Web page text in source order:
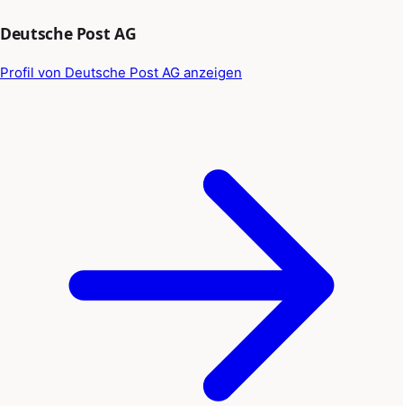
Deutsche Post AG
Profil von Deutsche Post AG anzeigen